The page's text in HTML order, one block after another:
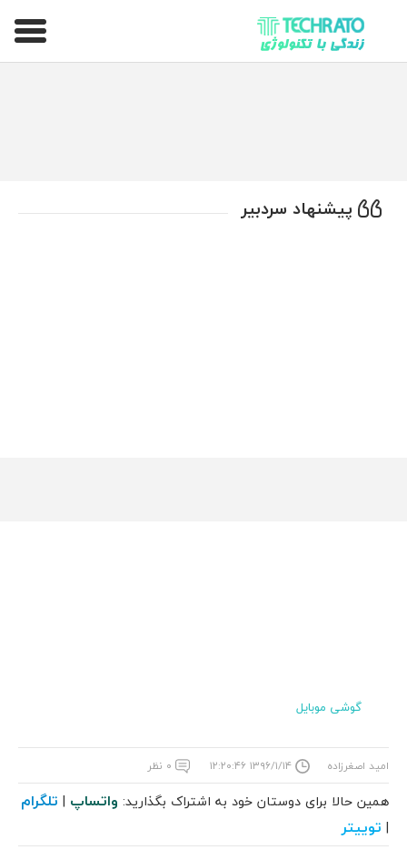
تکراتو – زندگی با تکنولوژی
پیشنهاد سردبیر
گوشی موبایل
امید اصغرزاده ۱۳۹۶/۱/۱۴ ۱۲:۲۰:۴۶ ۰ نظر
همین حالا برای دوستان خود به اشتراک بگذارید: واتساپ | تلگرام
| توییتر